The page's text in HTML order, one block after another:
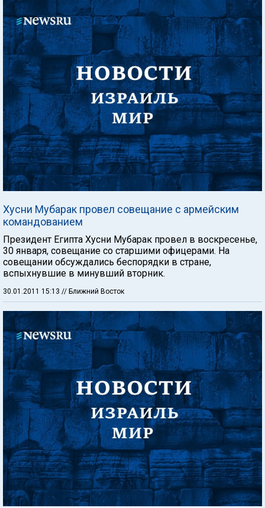
Хусни Мубарак провел совещание с армейским
командованием
Президент Египта Хусни Мубарак провел в воскресенье,
30 января, совещание со старшими офицерами. На
совещании обсуждались беспорядки в стране,
вспыхнувшие в минувший вторник.
30.01.2011 15:13 // Ближний Восток